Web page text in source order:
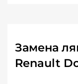
Замена
Renault